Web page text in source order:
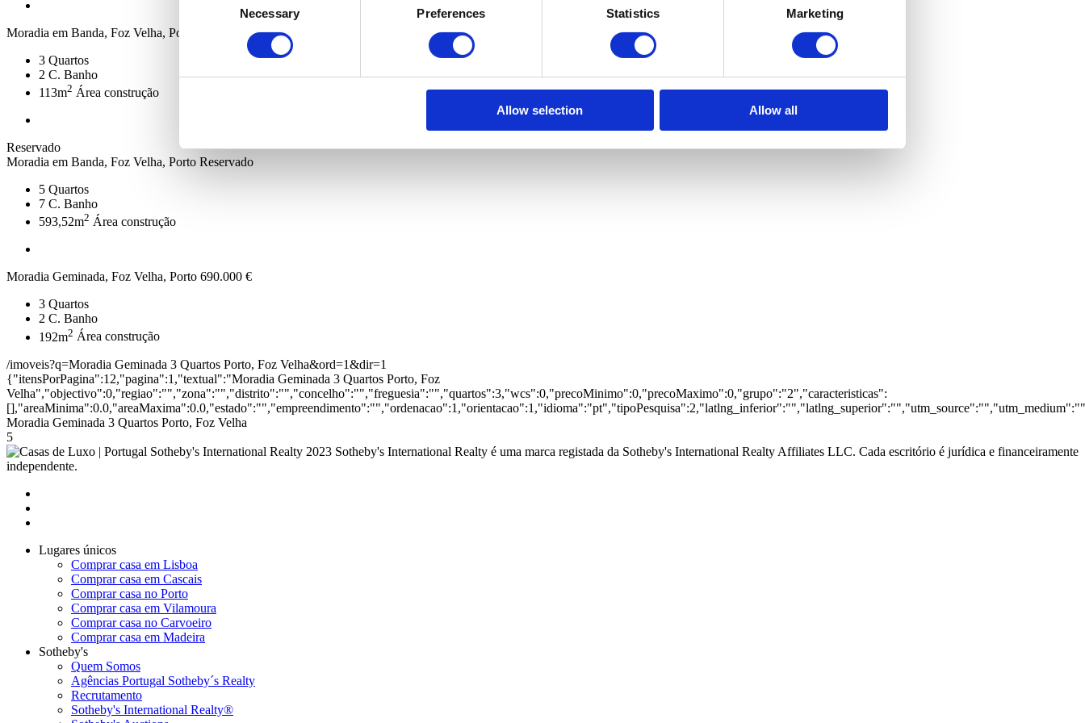
Necessary Preferences Statistics Marketing
Allow selection Allow all
Moradia em Banda, Foz Velha, Porto
550.000 €
3 Quartos
2 C. Banho
113m2 Área construção
Reservado
Moradia em Banda, Foz Velha, Porto Reservado
5 Quartos
7 C. Banho
593,52m2 Área construção
Moradia Geminada, Foz Velha, Porto 690.000 €
3 Quartos
2 C. Banho
192m2 Área construção
/imoveis?q=Moradia Geminada 3 Quartos Porto, Foz Velha&ord=1&dir=1
{"itensPorPagina":12,"pagina":1,"textual":"Moradia Geminada 3 Quartos Porto, Foz
Velha","objectivo":0,"regiao":"","zona":"","distrito":"","concelho":"","freguesia":"","quartos":3,"wcs":0,"precoMinimo":0,"precoMaximo":0,"grupo":"2","caracteristicas":
Moradia Geminada 3 Quartos Porto, Foz Velha
5
2023 Sotheby's International Realty é uma marca registada da Sotheby's International Realty Affiliates LLC. Cada escritório é jurídica e financeiramente
independente.
Lugares únicos
Comprar casa em Lisboa
Comprar casa em Cascais
Comprar casa no Porto
Comprar casa em Vilamoura
Comprar casa no Carvoeiro
Comprar casa em Madeira
Sotheby's
Quem Somos
Agências Portugal Sotheby´s Realty
Recrutamento
Sotheby's International Realty®